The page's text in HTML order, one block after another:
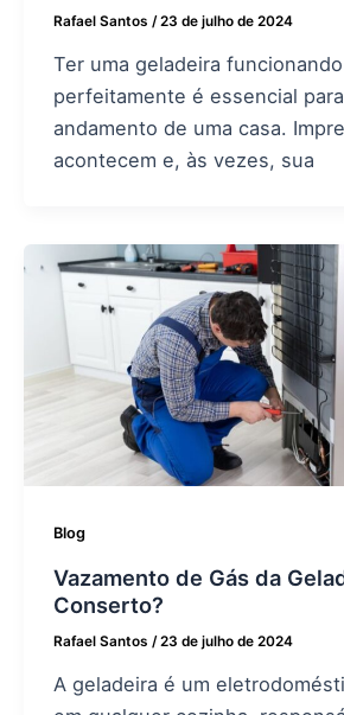
Rafael Santos /23 de julho de 2024
Ter uma geladeira funcionando
perfeitamente é essencial
andamento de uma casa.
acontecem e, às vezes, sua
Blog
Vazamento de Gás da
Conserto?
Rafael Santos /23 de julho de 2024
A geladeira é um